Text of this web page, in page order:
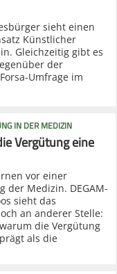
sieht einen
Künstlicher
Gleichzeitig gibt es
der
Umfrage im
IN DER MEDIZIN
Vergütung eine
vor einer
der Medizin. DEGAM-
sieht das
an anderer Stelle:
die Vergütung
als die